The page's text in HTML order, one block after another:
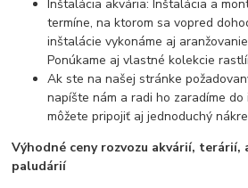
Inštalácia akvária: Inštalácia a
termíne, na ktorom sa vopred
inštalácie vykonáme aj
Ponúkame aj vlastné kolekcie
Ak ste na našej stránke
napíšte nám a radi ho zaradíme
môžete pripojiť aj jednoduchý
Výhodné ceny rozvozu akvárií,
paludárií